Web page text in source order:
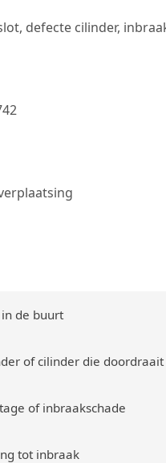
defecte cilinder,
de buurt
of cilinder die doordraait
of inbraakschade
tot inbraak